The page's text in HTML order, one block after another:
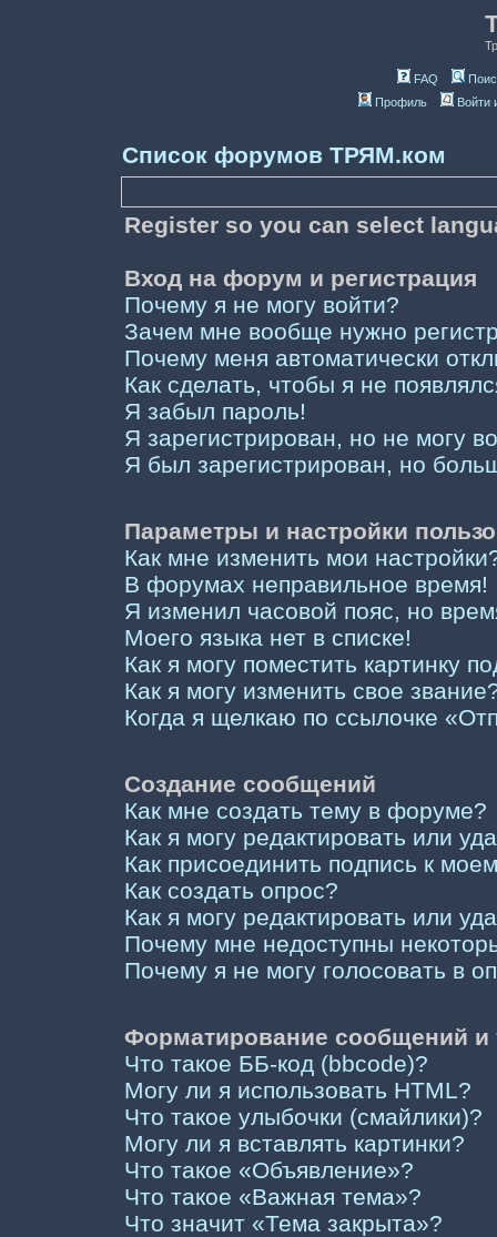
FAQ
Профиль
Войти
Список форумов ТРЯМ.ком
Register so you can select
Вход на форум и регистрация
Почему я не могу войти?
Зачем мне вообще нужно
Почему меня автоматически
Как сделать, чтобы я не
Я забыл пароль!
Я зарегистрирован, но не могу
Я был зарегистрирован, но
Параметры и настройки
Как мне изменить мои
В форумах неправильное время!
Я изменил часовой пояс, но
Моего языка нет в списке!
Как я могу поместить картинку
Как я могу изменить свое
Когда я щелкаю по ссылочке
Создание сообщений
Как мне создать тему в форуме?
Как я могу редактировать или
Как присоединить подпись к
Как создать опрос?
Как я могу редактировать или
Почему мне недоступны
Почему я не могу голосовать в
Форматирование сообщений
Что такое ББ-код (bbcode)?
Могу ли я использовать HTML?
Что такое улыбочки (смайлики)?
Могу ли я вставлять картинки?
Что такое «Объявление»?
Что такое «Важная тема»?
Что значит «Тема закрыта»?